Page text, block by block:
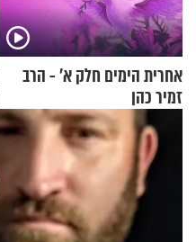
אחרית הימים חלק א’ - הרב
זמיר כהן